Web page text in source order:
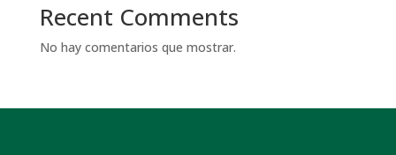
Recent Comments
No hay comentarios que mostrar.